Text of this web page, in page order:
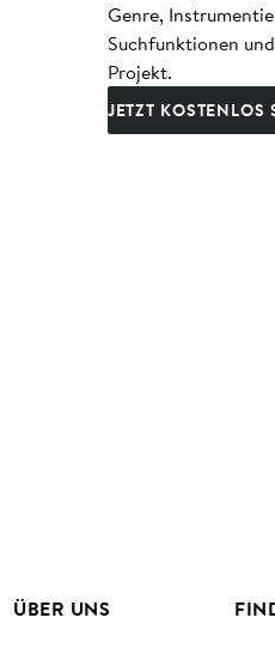
Genre,
Suchfunktionen
Projekt.
JETZT KOSTENLOS
ÜBER UNS